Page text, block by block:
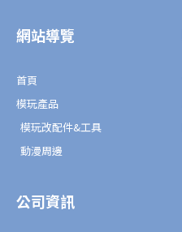
k
-
網站導覽
首頁
模玩產品
模玩改配件&工具
動漫周邊
公司資訊